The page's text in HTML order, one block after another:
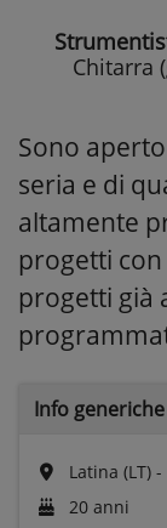
Chitarra
Sono
seria e di
altamente
progetti
progetti già
Info generiche
Latina (LT) -
20 anni